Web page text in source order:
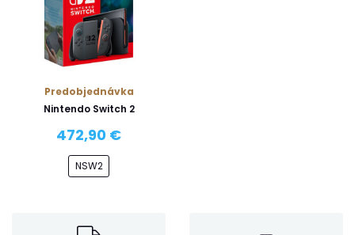
Predobjednávka
Nintendo Switch 2
472,90 €
NSW2